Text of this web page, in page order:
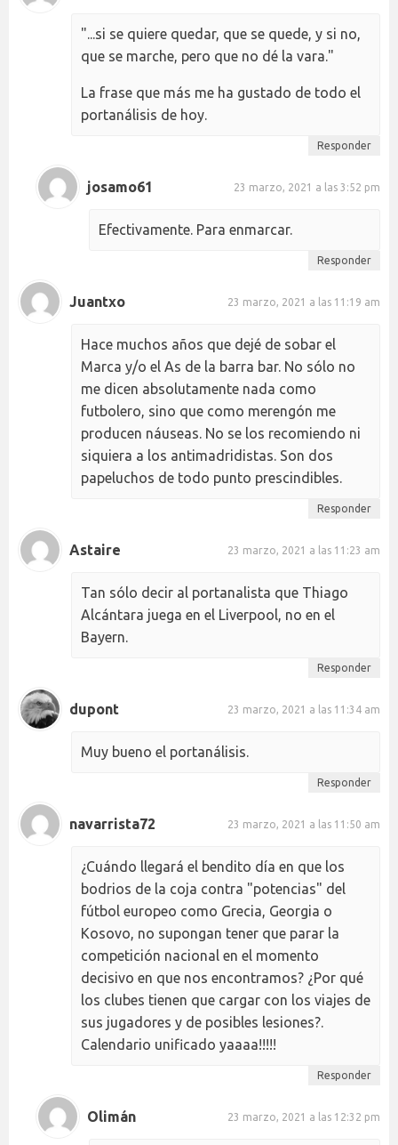
"...si se quiere quedar, que se quede, y si no,
que se marche, pero que no dé la vara."
La frase que más me ha gustado de todo el
portanálisis de hoy.
Responder
josamo61 23 marzo, 2021 a las 3:52 pm
Efectivamente. Para enmarcar.
Responder
Juantxo 23 marzo, 2021 a las 11:19 am
Hace muchos años que dejé de sobar el
Marca y/o el As de la barra bar. No sólo no
me dicen absolutamente nada como
futbolero, sino que como merengón me
producen náuseas. No se los recomiendo ni
siquiera a los antimadridistas. Son dos
papeluchos de todo punto prescindibles.
Responder
Astaire 23 marzo, 2021 a las 11:23 am
Tan sólo decir al portanalista que Thiago
Alcántara juega en el Liverpool, no en el
Bayern.
Responder
dupont 23 marzo, 2021 a las 11:34 am
Muy bueno el portanálisis.
Responder
navarrista72 23 marzo, 2021 a las 11:50 am
¿Cuándo llegará el bendito día en que los
bodrios de la coja contra "potencias" del
fútbol europeo como Grecia, Georgia o
Kosovo, no supongan tener que parar la
competición nacional en el momento
decisivo en que nos encontramos? ¿Por qué
los clubes tienen que cargar con los viajes de
sus jugadores y de posibles lesiones?.
Calendario unificado yaaaa!!!!!
Responder
Olimán 23 marzo, 2021 a las 12:32 pm